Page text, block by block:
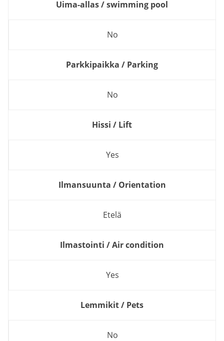
Uima-allas / swimming pool
No
Parkkipaikka / Parking
No
Hissi / Lift
Yes
Ilmansuunta / Orientation
Etelä
Ilmastointi / Air condition
Yes
Lemmikit / Pets
No